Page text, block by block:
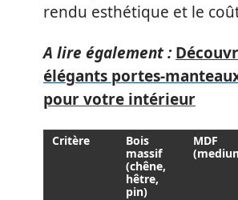
rendu esthétique et le
A lire également :
élégants portes-
pour votre intérieur
Critère
Bois
massif
(chêne,
hêtre,
pin)
MDF